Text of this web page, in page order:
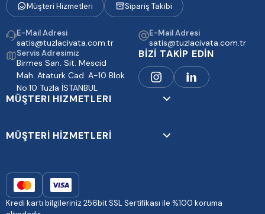
Müşteri Hizmetleri Sipariş Takibi
E-Mail Adresi
satis@tuzlacivata.com.tr
E-Mail Adresi
satis@tuzlacivata.com.tr
Servis Adresimiz
Birmes San. Sit. Mescid
Mah. Ataturk Cad. A-10 Blok
No:10 Tuzla İSTANBUL
BİZİ TAKİP EDİN
MÜŞTERI HIZMETLERI
MÜŞTERİ HİZMETLERİ
Kredi kartı bilgileriniz 256bit SSL Sertifikası ile %100 koruma